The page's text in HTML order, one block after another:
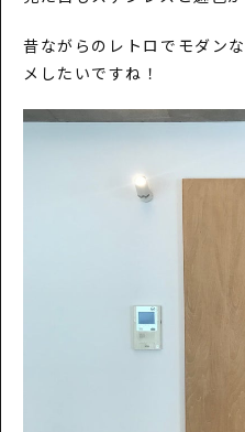
昔ながらのレトロでモダン
メしたいですね！